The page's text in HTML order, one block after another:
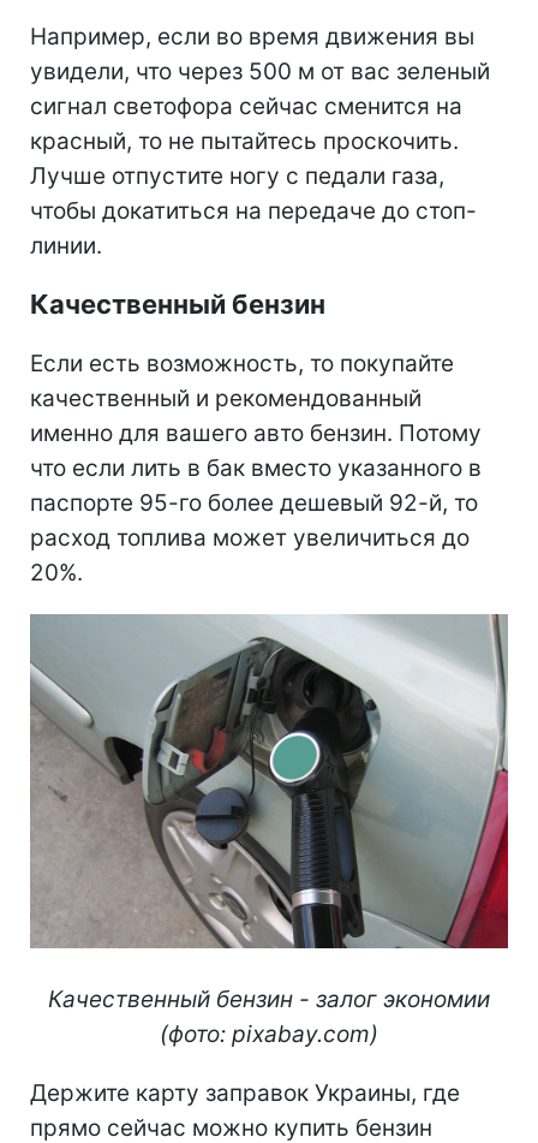
Например, если во время движения вы
увидели, что через 500 м от вас зеленый
сигнал светофора сейчас сменится на
красный, то не пытайтесь проскочить.
Лучше отпустите ногу с педали газа,
чтобы докатиться на передаче до стоп-
линии.
Качественный бензин
Если есть возможность, то покупайте
качественный и рекомендованный
именно для вашего авто бензин. Потому
что если лить в бак вместо указанного в
паспорте 95-го более дешевый 92-й, то
расход топлива может увеличиться до
20%.
Качественный бензин - залог экономии
(фото: pixabay.com)
Держите карту заправок Украины, где
прямо сейчас можно купить бензин